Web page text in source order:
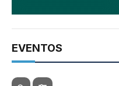
EVENTOS